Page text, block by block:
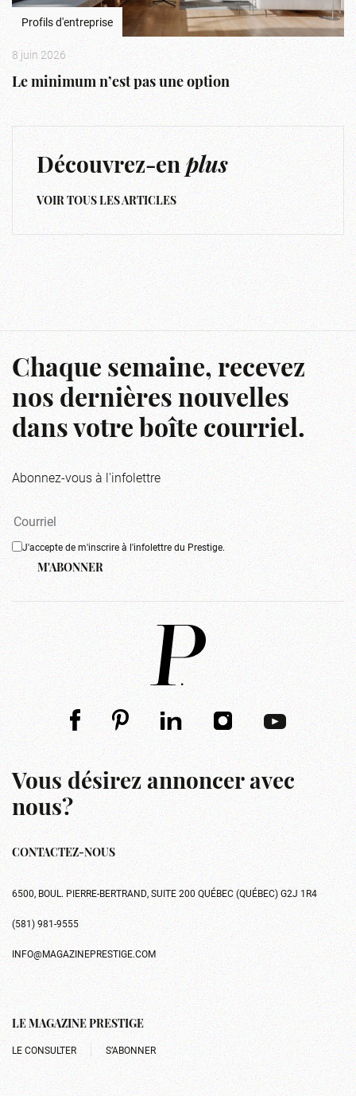
Profils d'entreprise
8 juin 2026
Le minimum n’est pas une option
Découvrez-enplus
VOIR TOUS LES ARTICLES
Chaque semaine, recevez
nos dernières nouvelles
dans votre boîte courriel.
Abonnez-vous à l'infolettre
J'accepte de m'inscrire à l'infolettre du Prestige.
M'ABONNER
Vous désirez annoncer avec
nous?
CONTACTEZ-NOUS
6500, BOUL. PIERRE-BERTRAND, SUITE 200 QUÉBEC (QUÉBEC) G2J 1R4
(581) 981-9555
INFO@MAGAZINEPRESTIGE.COM
LE MAGAZINE PRESTIGE
LE CONSULTER S’ABONNER